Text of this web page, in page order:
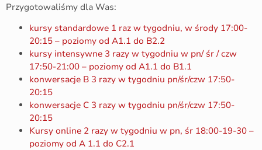
Przygotowaliśmy dla Was:
kursy standardowe 1 raz w tygodniu, w środy 17:00-
20:15 – poziomy od A1.1 do B2.2
kursy intensywne 3 razy w tygodniu w pn/ śr / czw
17:50-21:00 – poziomy od A1.1 do B1.1
konwersacje B 3 razy w tygodniu pn/śr/czw 17:50-
20:15
konwersacje C 3 razy w tygodniu pn/śr/czw 17:50-
20:15
Kursy online 2 razy w tygodniu w pn, śr 18:00-19-30 –
poziomy od A 1.1 do C2.1